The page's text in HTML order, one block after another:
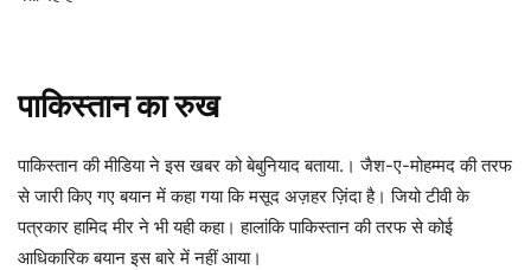
पाकिस्तान का रुख
पाकिस्तान की मीडिया ने इस खबर को बेबुनियाद बताया.। जैश-ए-मोहम्मद की तरफ
से जारी किए गए बयान में कहा गया कि मसूद अज़हर ज़िंदा है। जियो टीवी के
पत्रकार हामिद मीर ने भी यही कहा। हालांकि पाकिस्तान की तरफ से कोई
आधिकारिक बयान इस बारे में नहीं आया।